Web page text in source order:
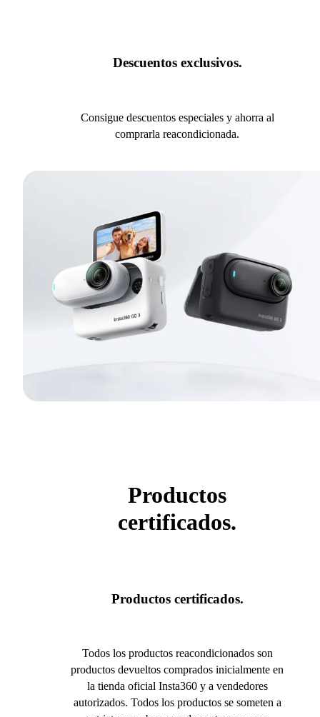
Descuentos exclusivos.
Consigue descuentos especiales y ahorra al
comprarla reacondicionada.
Productos
certificados.
Productos certificados.
Todos los productos reacondicionados son
productos devueltos comprados inicialmente en
la tienda oficial Insta360 y a vendedores
autorizados. Todos los productos se someten a